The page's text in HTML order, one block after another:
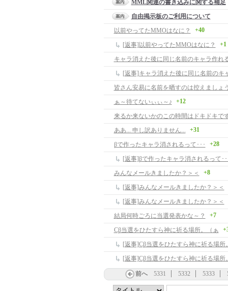
MML関連の書き込みに関する補足
自由掲示板のご利用について
以前やってたMMOはなに？
+40
[返事]以前やってたMMOはなに？ +1
キャラ消えた後に同じ名前のキャラ作れ
[返事]キャラ消えた後に同じ名前のキ
皆さん安易に名前を晒すのは控えましょ
ぁ～待てないぃぃ～♪
+12
来るか来ないかのこの時間はドキドキで
ああ... 申し訳ありません...
+31
βで作ったキャラ消されるって･･･ +28
[返事]βで作ったキャラ消されるって･･
みんなメールきましたか？＞＜
+8
[返事]みんなメールきましたか？＞＜
[返事]みんなメールきましたか？＞＜
結局何時ごろに当選発表かな～？
+7
Cβ当選をひたすら神に祈る場所。（ぁ
[返事]Cβ当選をひたすら神に祈る場所
[返事]Cβ当選をひたすら神に祈る場所
前へ 5331 5332 5333